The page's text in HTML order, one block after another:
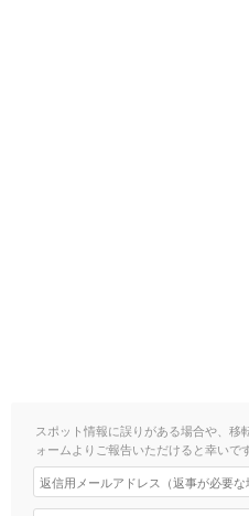
スポット情報に誤りがある場合や、
ォームよりご報告いただけると幸いです